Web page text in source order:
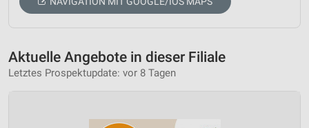
Aktuelle Angebote in dieser Filiale
Letztes Prospektupdate: vor 8 Tagen